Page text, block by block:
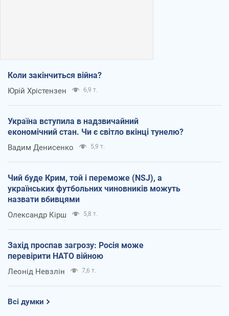
Коли закінчиться війна?
Юрій Хрістензен 6,9 т.
Україна вступила в надзвичайний
економічний стан. Чи є світло вкінці тунелю?
Вадим Денисенко 5,9 т.
Чий буде Крим, той і переможе (NSJ), а
українських футбольних чиновників можуть
назвати вбивцями
Олександр Кірш 5,8 т.
Захід проспав загрозу: Росія може
перевірити НАТО війною
Леонід Невзлін 7,6 т.
Всі думки